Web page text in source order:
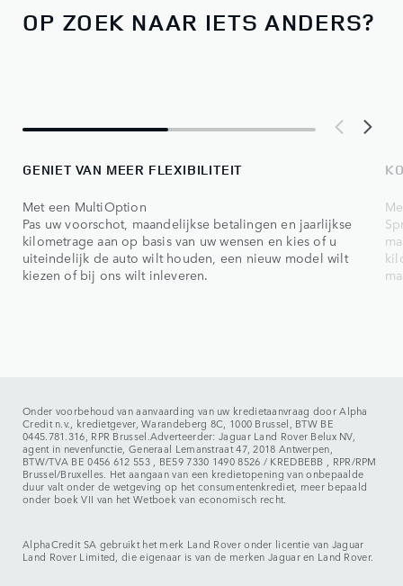
OP ZOEK NAAR IETS ANDERS?
GENIET VAN MEER FLEXIBILITEIT
Met een MultiOption
Pas uw voorschot, maandelijkse betalingen en jaarlijkse
kilometrage aan op basis van uw wensen en kies of u
uiteindelijk de auto wilt houden, een nieuw model wilt
kiezen of bij ons wilt inleveren.
Onder voorbehoud van aanvaarding van uw kredietaanvraag door Alpha
Credit n.v., kredietgever, Warandeberg 8C, 1000 Brussel, BTW BE
0445.781.316, RPR Brussel.Adverteerder: Jaguar Land Rover Belux NV,
agent in nevenfunctie, Generaal Lemanstraat 47, 2018 Antwerpen,
BTW/TVA BE 0456 612 553 , BE59 7330 1490 8526 / KREDBEBB , RPR/RPM
Brussel/Bruxelles. Het aangaan van een kredietopening van onbepaalde
duur valt onder de wetgeving op het consumentenkrediet, meer bepaald
onder boek VII van het Wetboek van economisch recht.
AlphaCredit SA gebruikt het merk Land Rover onder licentie van Jaguar
Land Rover Limited, die eigenaar is van de merken Jaguar en Land Rover.